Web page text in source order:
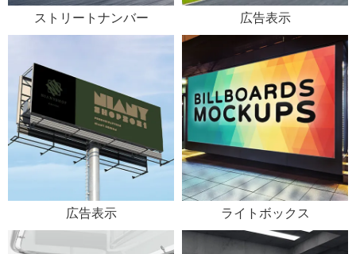
ストリートナンバー 広告表示
広告表示 ライトボックス